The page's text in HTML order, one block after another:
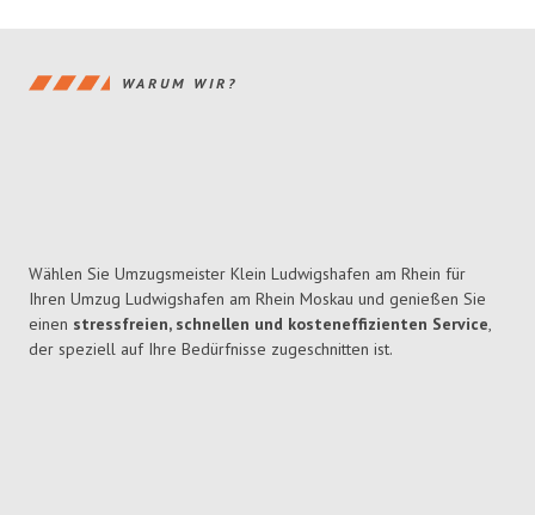
WARUM WIR?
Wählen Sie Umzugsmeister Klein Ludwigshafen am Rhein für
Ihren Umzug Ludwigshafen am Rhein Moskau und genießen Sie
einen stressfreien, schnellen und kosteneffizienten Service,
der speziell auf Ihre Bedürfnisse zugeschnitten ist.